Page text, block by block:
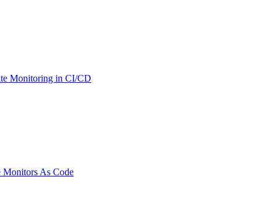
Monitoring in CI/CD
Monitors As Code